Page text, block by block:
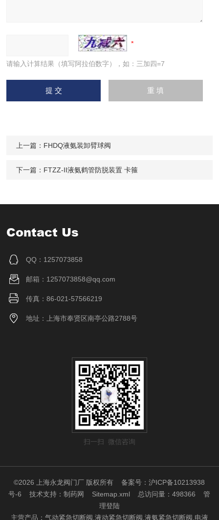
请输入计算结果（填写阿拉伯数字），如：三加四=7
上一篇： FHDQ液氨装卸臂球阀
下一篇： FTZZ-II液氨鹤管防脱装置 卡箍
Contact Us
QQ：1257073858
邮箱：1257073858@qq.com
传真：86-021-57566219
地址：上海市奉贤区南亭公路2788号
扫一扫 微信咨询
©2026 上海永龙阀门厂 版权所有备案号：沪ICP备10213938
号-6 技术支持：制药网 Sitemap.xml 总访问量：498366管
理登陆
主营产品：气动紧急切断阀.液动紧急切断阀.液氨紧急切断阀.电液